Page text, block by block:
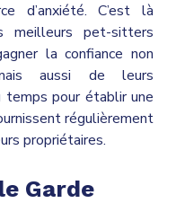
d’anxiété. C’est là
meilleurs pet-sitters
la confiance non
aussi de leurs
pour établir une
régulièrement
propriétaires.
Garde